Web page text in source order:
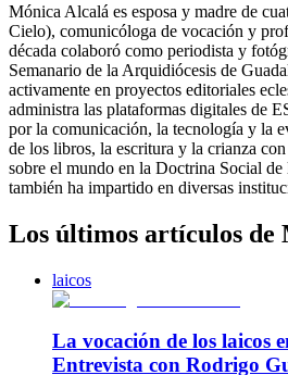
Mónica Alcalá es esposa y madre de
Cielo), comunicóloga de vocación y
década colaboró como periodista y
Semanario de la Arquidiócesis de
activamente en proyectos editoriales
administra las plataformas digitales de
por la comunicación, la tecnología y la
de los libros, la escritura y la crianza
sobre el mundo en la Doctrina Social de
también ha impartido en diversas
Los últimos artículos de
laicos
La vocación de los laicos
Entrevista con Rodrigo